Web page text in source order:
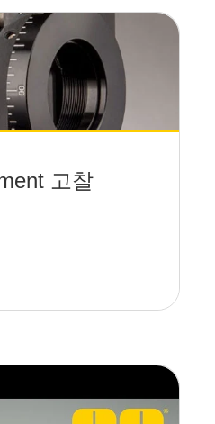
고찰